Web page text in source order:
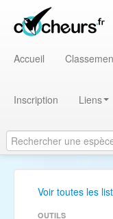
Accueil
Inscription Liens
Voir toutes les
OUTILS